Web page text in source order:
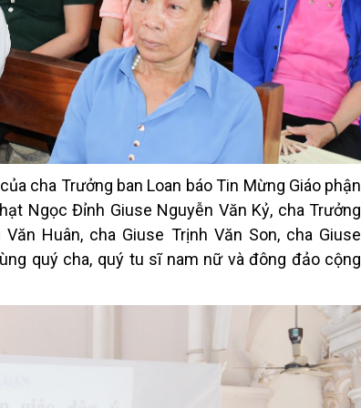
cha Trưởng ban Loan báo Tin Mừng Giáo phận
Ngọc Đỉnh Giuse Nguyễn Văn Kỷ, cha Trưởng
Huân, cha Giuse Trịnh Văn Son, cha Giuse
quý cha, quý tu sĩ nam nữ và đông đảo cộng